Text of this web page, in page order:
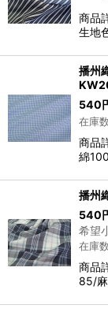
商品
生地
播州
540
在庫
商品
綿
播州
540
希望
在庫
商品
85/